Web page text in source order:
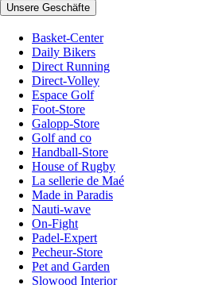
Unsere Geschäfte
Basket-Center
Daily Bikers
Direct Running
Direct-Volley
Espace Golf
Foot-Store
Galopp-Store
Golf and co
Handball-Store
House of Rugby
La sellerie de Maé
Made in Paradis
Nauti-wave
On-Fight
Padel-Expert
Pecheur-Store
Pet and Garden
Slowood Interior